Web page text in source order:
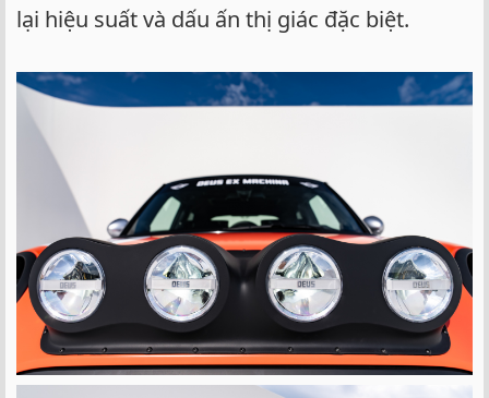
lại hiệu suất và dấu ấn thị giác đặc biệt.